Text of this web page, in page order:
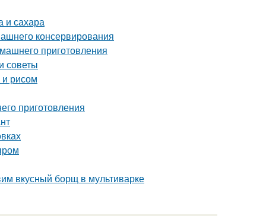
и сахара
консервирования
приготовления
советы
рисом
приготовления
вкусный борщ в мультиварке